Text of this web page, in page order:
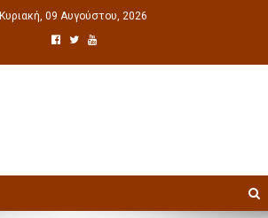
Κυριακή, 09 Αυγούστου, 2026